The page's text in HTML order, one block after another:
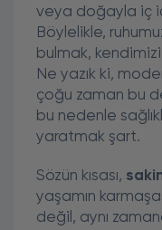
veya doğayla iç
Böylelikle,
bulmak,
Ne yazık ki,
çoğu zaman bu
bu nedenle
yaratmak şart.
Sözün kısası,
yaşamın
değil, aynı